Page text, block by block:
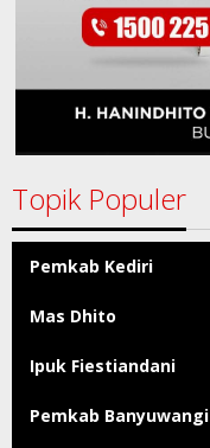
Topik Populer
Pemkab Kediri
Mas Dhito
Ipuk Fiestiandani
Pemkab Banyuwangi